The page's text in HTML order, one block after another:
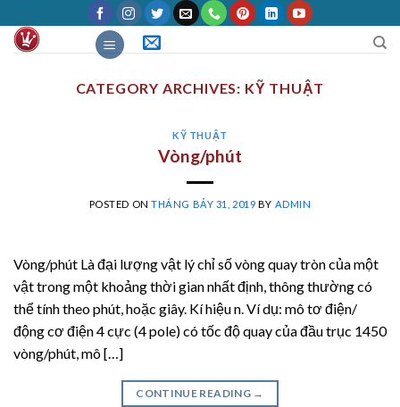
content
CATEGORY ARCHIVES: KỸ THUẬT
KỸ THUẬT
Vòng/phút
POSTED ONTHÁNG BẢY 31, 2019 BY ADMIN
Vòng/phút Là đại lượng vật lý chỉ số vòng quay tròn của một
vật trong một khoảng thời gian nhất định, thông thường có
thể tính theo phút, hoặc giây. Kí hiệu n. Ví dụ: mô tơ điện/
động cơ điện 4 cực (4 pole) có tốc độ quay của đầu trục 1450
vòng/phút, mô […]
CONTINUE READING →